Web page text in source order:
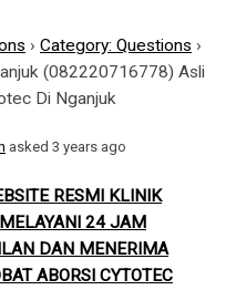
› Category: Questions ›
(082220716778) Asli
Di Nganjuk
asked 3 years ago
RESMI KLINIK
24 JAM
DAN MENERIMA
ABORSI CYTOTEC